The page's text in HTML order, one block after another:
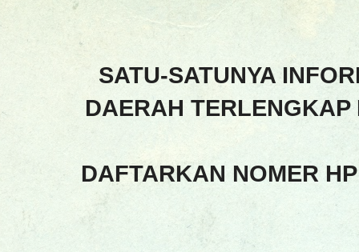
SATU-SATUNYA
DAERAH TERLENGKAP
DAFTARKAN NOMER